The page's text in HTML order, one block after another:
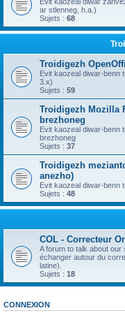
ar stlenneg, h.a.)
Sujets : 68
Troidigezh
Evit kaozeal diwar-benn
3.x)
Sujets : 59
Troidigezh Mozilla
brezhoneg
Evit kaozeal diwar-benn
brezhoneg
Sujets : 37
Troidigezh
anezho)
Evit kaozeal diwar-benn
Sujets : 48
COL - Correcteur
A forum to talk about
échanger autour du
latine).
Sujets : 18
CONNEXION